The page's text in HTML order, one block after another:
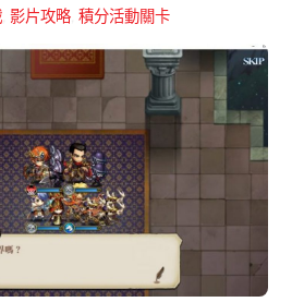
影片攻略 積分活動關卡